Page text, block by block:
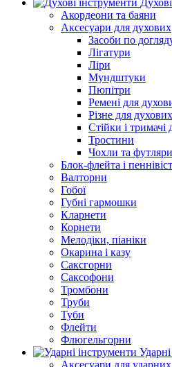
Акордеони та баяни
Аксесуари для духових
Засоби по
Лігатури
Ліри
Мундштуки
Пюпітри
Ремені для
Різне для духових
Стійки і тримачі
Тростини
Чохли та
Блок-флейта і
Валторни
Гобої
Губні гармошки
Кларнети
Корнети
Мелодіки, піаніки
Окарина і казу
Саксгорни
Саксофони
Тромбони
Труби
Туби
Флейти
Флюгельгорни
Аксесуари для ударних